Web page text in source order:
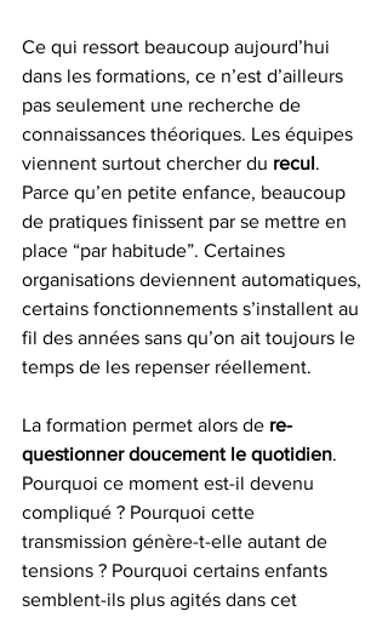
Ce qui ressort beaucoup aujourd’hui
dans les formations, ce n’est d’ailleurs
pas seulement une recherche de
connaissances théoriques. Les équipes
viennent surtout chercher du recul.
Parce qu’en petite enfance, beaucoup
de pratiques finissent par se mettre en
place “par habitude”. Certaines
organisations deviennent automatiques,
certains fonctionnements s’installent au
fil des années sans qu’on ait toujours le
temps de les repenser réellement.
La formation permet alors de re-
questionner doucement le quotidien.
Pourquoi ce moment est-il devenu
compliqué ? Pourquoi cette
transmission génère-t-elle autant de
tensions ? Pourquoi certains enfants
semblent-ils plus agités dans cet